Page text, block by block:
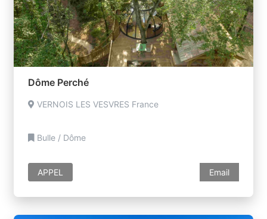
Dôme Perché
VERNOIS LES VESVRES France
Bulle / Dôme
APPEL Email